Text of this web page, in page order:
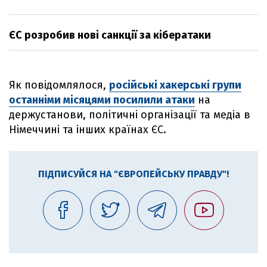
ЄС розробив нові санкції за кібератаки
Як повідомлялося, російські хакерські групи
останніми місяцями посилили атаки на
держустанови, політичні організації та медіа в
Німеччині та інших країнах ЄС.
ПІДПИСУЙСЯ НА "ЄВРОПЕЙСЬКУ ПРАВДУ"!